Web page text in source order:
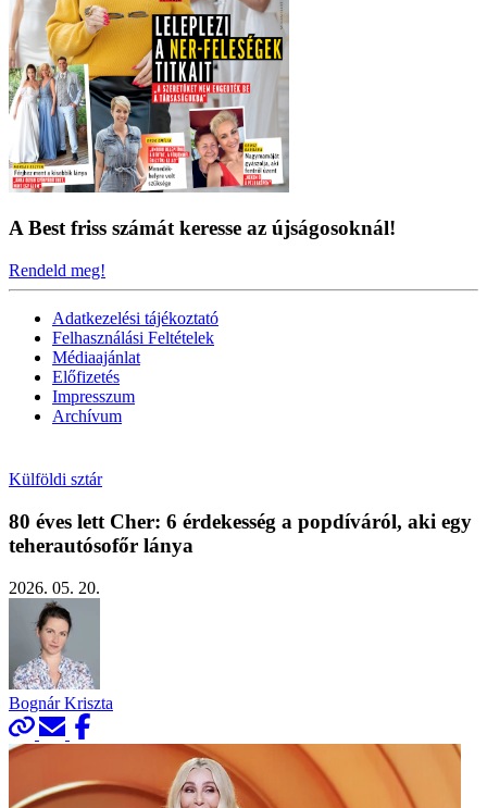
A Best friss számát keresse az újságosoknál!
Rendeld meg!
Adatkezelési tájékoztató
Felhasználási Feltételek
Médiaajánlat
Előfizetés
Impresszum
Archívum
Külföldi sztár
80 éves lett Cher: 6 érdekesség a popdíváról, aki egy
teherautósofőr lánya
2026. 05. 20.
Bognár Kriszta